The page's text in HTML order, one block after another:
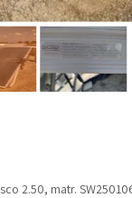
2.50, matr.